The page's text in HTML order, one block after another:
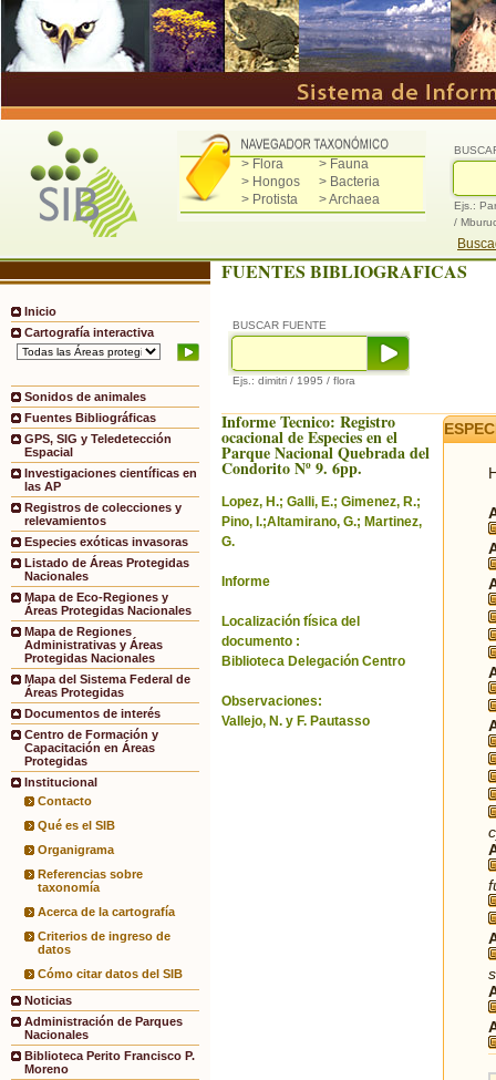
> Flora
> Fauna
> Hongos
> Bacteria
> Protista
> Archaea
Ejs.:
/
Inicio
Cartografía interactiva
Sonidos de animales
Fuentes Bibliográficas
GPS, SIG y Teledetección
Espacial
Investigaciones científicas en
las AP
Registros de colecciones y
relevamientos
Especies exóticas invasoras
Listado de Áreas Protegidas
Nacionales
Mapa de Eco-Regiones y
Áreas Protegidas Nacionales
Mapa de Regiones
Administrativas y Áreas
Protegidas Nacionales
Mapa del Sistema Federal de
Áreas Protegidas
Documentos de interés
Centro de Formación y
Capacitación en Áreas
Protegidas
Institucional
Contacto
Qué es el SIB
Organigrama
Referencias sobre
taxonomía
Acerca de la cartografía
Criterios de ingreso de
datos
Cómo citar datos del SIB
Noticias
Administración de Parques
Nacionales
Biblioteca Perito Francisco P.
Moreno
FUENTES BIBLIOGRAFICAS
BUSCAR FUENTE
Ejs.: dimitri / 1995 / flora
Informe Tecnico: Registro
ocacional de Especies en el
Parque Nacional Quebrada del
Condorito Nº 9. 6pp.
Lopez, H.; Galli, E.; Gimenez, R.;
Pino, I.;Altamirano, G.; Martinez,
G.
Informe
Localización física del
documento :
Biblioteca Delegación Centro
Observaciones:
Vallejo, N. y F. Pautasso